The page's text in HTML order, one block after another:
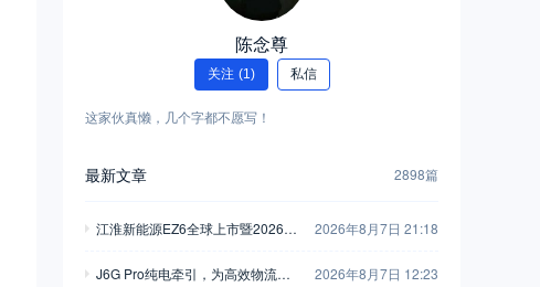
陈念尊
关注 (1) 私信
这家伙真懒，几个字都不愿写！
最新文章 2898篇
江淮新能源EZ6全球上市暨2026商
2026年8月7日 21:18
J6G Pro纯电牵引，为高效物流注
2026年8月7日 12:23